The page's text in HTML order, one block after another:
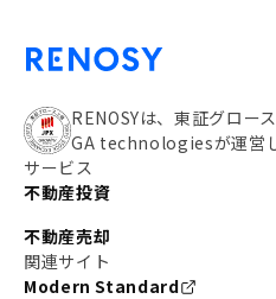
RENOSYは、東証グロー
GA technologiesが運営し
サービス
不動産投資
不動産売却
関連サイト
Modern Standard